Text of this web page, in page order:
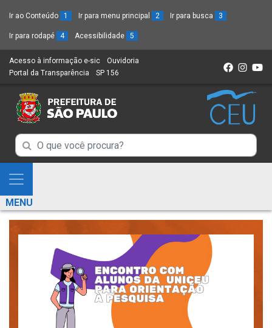
Ir ao Conteúdo 1 Ir para menu principal 2 Ir para busca 3
Ir para rodapé 4 Acessibilidade 5
Acesso à informação e-sic (Link
para
novo
sítio)
Ouvidoria
Portal da Transparência (Link
um
novo
SP 156
Campo
de
Busca
de
informações
Campo
de
de
informações
Mostra
e
Esconde
Menu
MENU